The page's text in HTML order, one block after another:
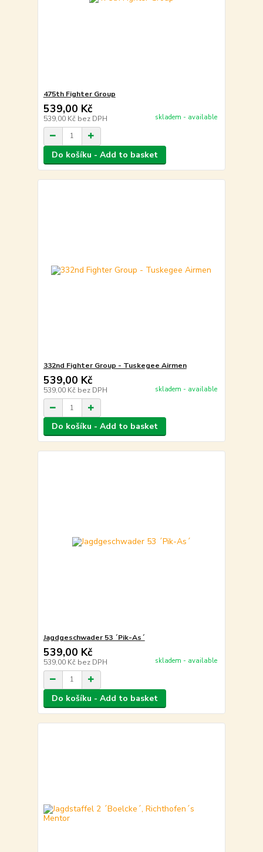
475th Fighter Group
539,00 Kč
539,00 Kč bez DPH skladem - available
Do košíku - Add to basket
332nd Fighter Group - Tuskegee Airmen
539,00 Kč
539,00 Kč bez DPH skladem - available
Do košíku - Add to basket
Jagdgeschwader 53 ´Pik-As´
539,00 Kč
539,00 Kč bez DPH skladem - available
Do košíku - Add to basket